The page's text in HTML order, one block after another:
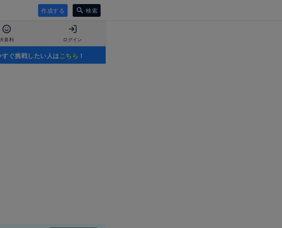
作成する 検索
大喜利 ログイン
ぐ挑戦したい人はこちら ！